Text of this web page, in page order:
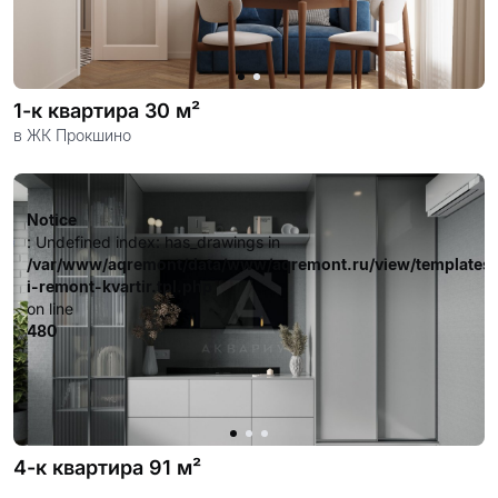
1-к квартира 30 м²
в ЖК Прокшино
Notice
: Undefined index: has_drawings in
/var/www/aqremont/data/www/aqremont.ru/view/
i-remont-kvartir.tpl.php
on line
480
4-к квартира 91 м²